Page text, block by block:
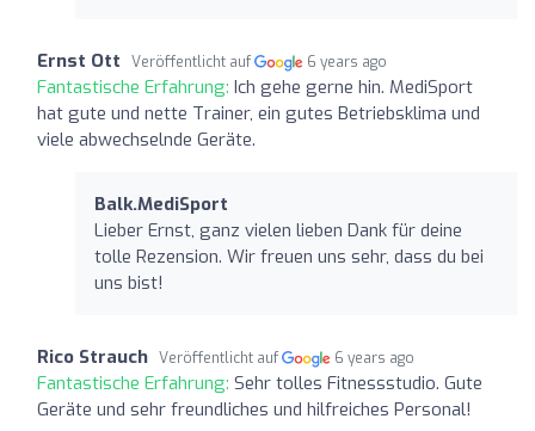
Ernst Ott Veröffentlicht auf 6 years ago
Fantastische Erfahrung: Ich gehe gerne hin. MediSport
hat gute und nette Trainer, ein gutes Betriebsklima und
viele abwechselnde Geräte.
Balk.MediSport
Lieber Ernst, ganz vielen lieben Dank für deine
tolle Rezension. Wir freuen uns sehr, dass du bei
uns bist!
Rico Strauch Veröffentlicht auf 6 years ago
Fantastische Erfahrung: Sehr tolles Fitnessstudio. Gute
Geräte und sehr freundliches und hilfreiches Personal!